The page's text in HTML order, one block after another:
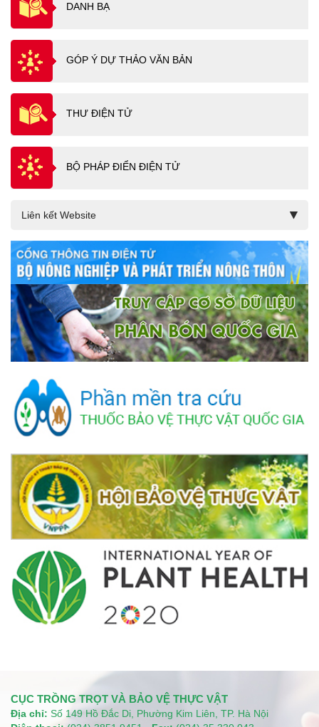
DANH BẠ
GÓP Ý DỰ THẢO VĂN BẢN
THƯ ĐIỆN TỬ
BỘ PHÁP ĐIỂN ĐIỆN TỬ
CỤC TRỒNG TRỌT VÀ BẢO VỆ THỰC VẬT
Địa chỉ: Số 149 Hồ Đắc Di, Phường Kim Liên, TP. Hà Nội